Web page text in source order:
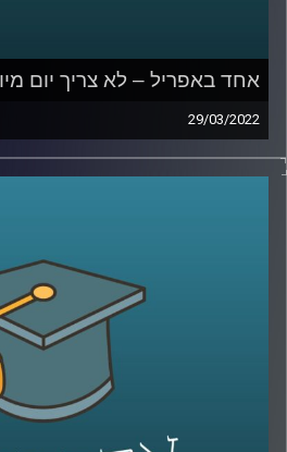
אחד באפריל – לא צריך יום
29/03/2022
הבינלאומי. אבל מסתבר שלא צריך
אז למה אנחנו משקרים ומאיזה
שנמנע? האזינו לשיחה שקיימתי עם
הקורס "שיפוטים מוסריים, יושר
לשיחה בנושא מדוע צרת רבים היא